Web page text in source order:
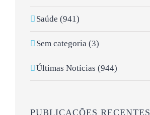
Saúde (941)
Sem categoria (3)
Últimas Notícias (944)
PUBLICAÇÕES RECENTES